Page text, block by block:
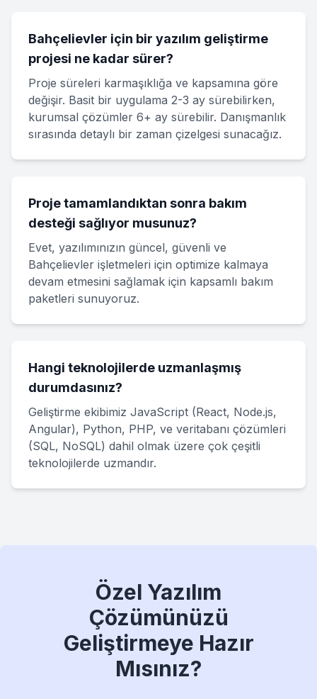
Bahçelievler için bir yazılım geliştirme
projesi ne kadar sürer?
Proje süreleri karmaşıklığa ve kapsamına göre
değişir. Basit bir uygulama 2-3 ay sürebilirken,
kurumsal çözümler 6+ ay sürebilir. Danışmanlık
sırasında detaylı bir zaman çizelgesi sunacağız.
Proje tamamlandıktan sonra bakım
desteği sağlıyor musunuz?
Evet, yazılımınızın güncel, güvenli ve
Bahçelievler işletmeleri için optimize kalmaya
devam etmesini sağlamak için kapsamlı bakım
paketleri sunuyoruz.
Hangi teknolojilerde uzmanlaşmış
durumdasınız?
Geliştirme ekibimiz JavaScript (React, Node.js,
Angular), Python, PHP, ve veritabanı çözümleri
(SQL, NoSQL) dahil olmak üzere çok çeşitli
teknolojilerde uzmandır.
Özel Yazılım
Çözümünüzü
Geliştirmeye Hazır
Mısınız?